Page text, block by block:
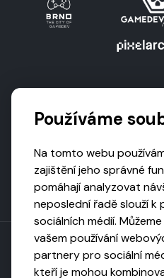
Používáme
Na tomto webu
zajištění jeho správné
pomáhají analyzovat
neposlední řadě slouží k
sociálních médií.
vašem používání
partnery pro sociální
kteří je mohou